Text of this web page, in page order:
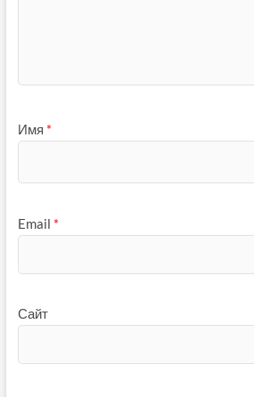
Имя *
Email *
Сайт